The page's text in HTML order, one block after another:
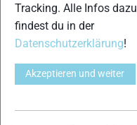
19
Tracking. Alle Infos dazu
findest du in der
Datenschutzerklärung!
Akzeptieren und weiter